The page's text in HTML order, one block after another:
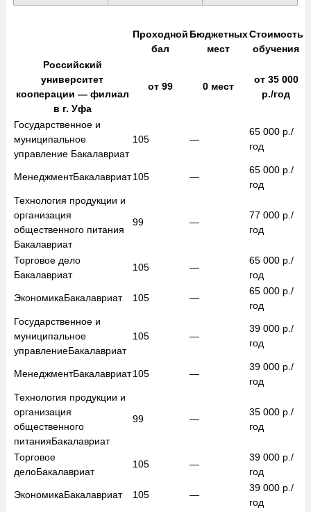
Проходной
бал
Бюджетных
мест
Стоимость
обучения
Российский
университет
кооперации — филиал
в г. Уфа
от99 0 мест
от35 000
р./год
Государственное и
муниципальное
управление Бакалавриат
105 —
65 000 р./
год
МенеджментБакалавриат105 —
65 000 р./
год
Технология продукции и
организация
общественного питания
Бакалавриат
99 —
77 000 р./
год
Торговое дело
Бакалавриат
105 —
65 000 р./
год
ЭкономикаБакалавриат 105 —
65 000 р./
год
Государственное и
муниципальное
управлениеБакалавриат
105 —
39 000 р./
год
МенеджментБакалавриат105 —
39 000 р./
год
Технология продукции и
организация
общественного
питанияБакалавриат
99 —
35 000 р./
год
Торговое
делоБакалавриат
105 —
39 000 р./
год
ЭкономикаБакалавриат 105 —
39 000 р./
год